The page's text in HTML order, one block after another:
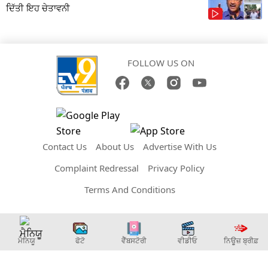
ਦਿੱਤੀ ਇਹ ਚੇਤਾਵਨੀ
FOLLOW US ON
Contact Us About Us
Advertise With Us
Complaint Redressal
Privacy Policy
Terms And Conditions
TV9 Bharatvarsh
TV9 Marathi TV9 Telugu
TV9 Kannada
ਮੈਨਿਯੂ ਫੋਟੋ ਵੈੱਬਸਟੋਰੀ ਵੀਡੀਓ ਨਿਊਜ਼ ਬ੍ਰੀਫ਼